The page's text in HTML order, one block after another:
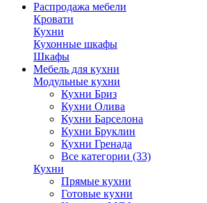
Распродажа мебели
Кровати
Кухни
Кухонные шкафы
Шкафы
Мебель для кухни
Модульные кухни
Кухни Бриз
Кухни Олива
Кухни Барселона
Кухни Бруклин
Кухни Гренада
Все категории (33)
Кухни
Прямые кухни
Готовые кухни